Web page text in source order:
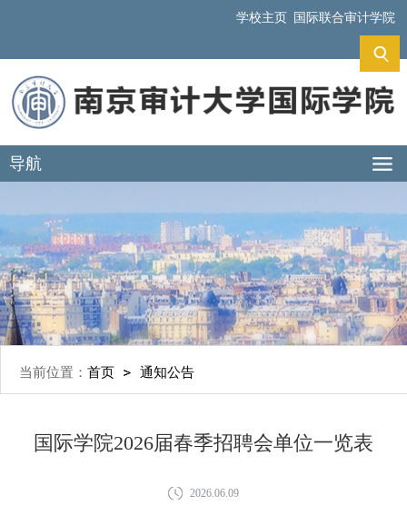
学校主页 国际联合审计学院
导航
当前位置： 首页 通知公告
国际学院2026届春季招聘会单位一览表
2026.06.09